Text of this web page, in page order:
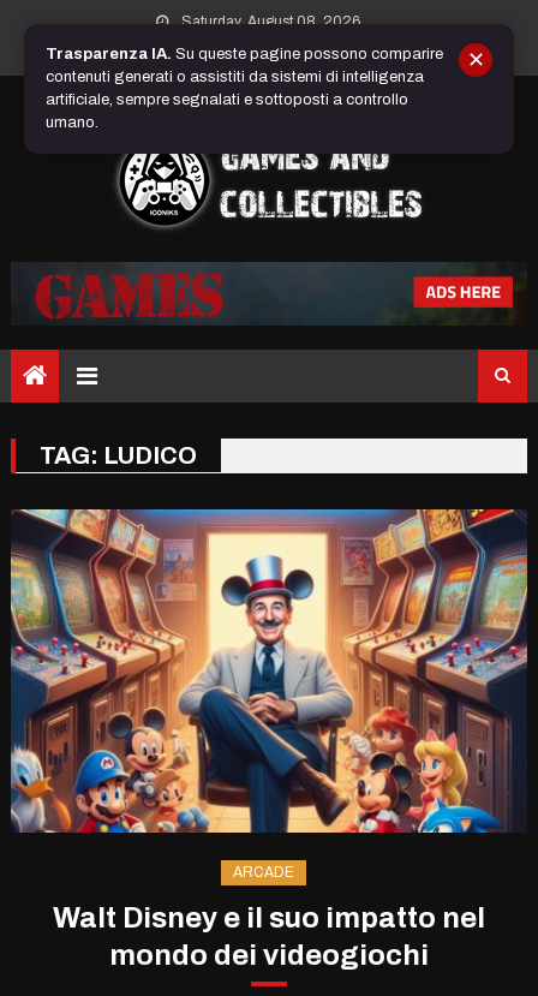
content
Saturday, August 08, 2026
TAG: LUDICO
ARCADE
Walt Disney e il suo impatto nel
mondo dei videogiochi
Trasparenza IA. Su queste pagine possono comparire
contenuti generati o assistiti da sistemi di intelligenza
artificiale, sempre segnalati e sottoposti a controllo
umano.
✕